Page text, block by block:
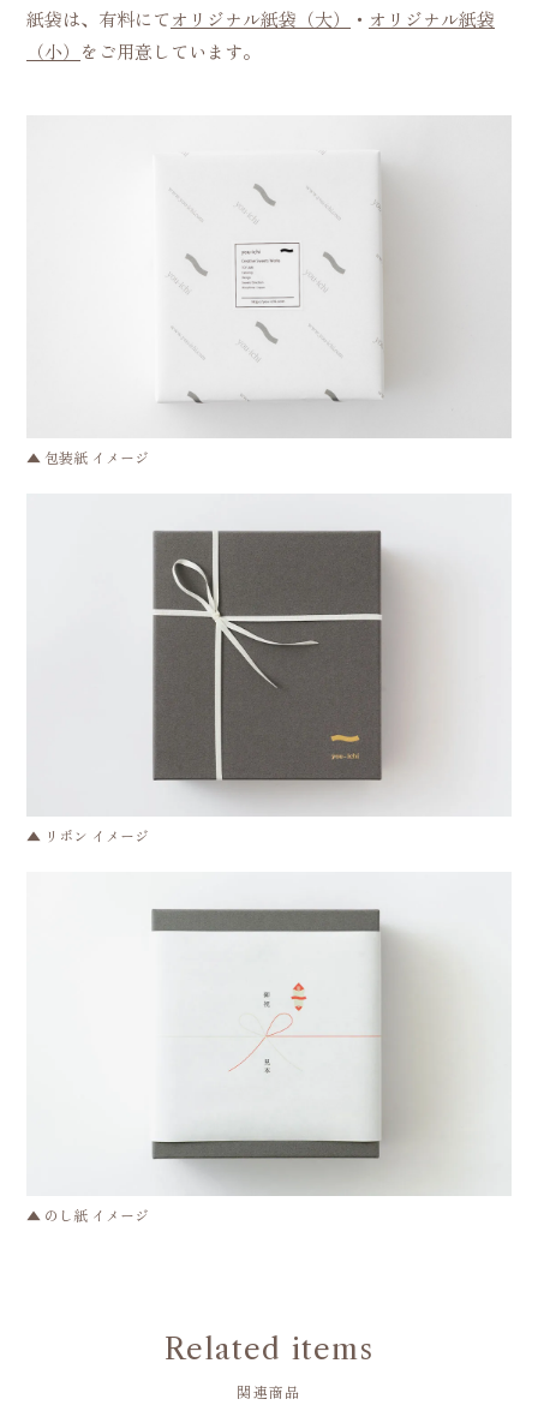
紙袋は、有料にてオリジナル紙袋（大） ・ オリジナル紙袋
（小） をご用意しています。
▲ 包装紙 イメージ
▲ リボン イメージ
▲ のし紙 イメージ
Related items
関連商品